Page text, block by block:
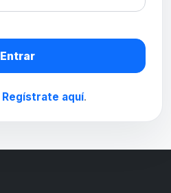
Entrar
Regístrate aquí.